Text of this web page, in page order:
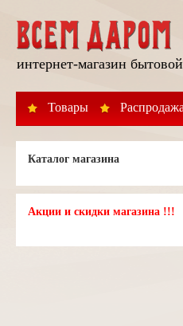
интернет-магазин
Товары Распродажа
Каталог магазина
Акции и скидки магазина !!!